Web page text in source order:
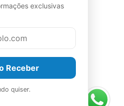
exclusivas
Receber
quiser.